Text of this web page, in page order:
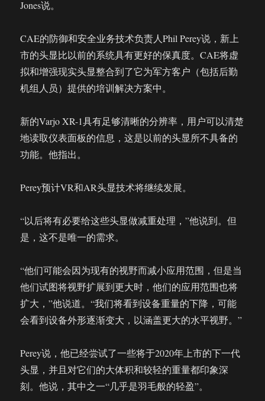
Jones说。
CAE的防御和安全业务技术负责人Phil Perey说，新上
市的头显比以前的系统具有更好的保真度。CAE将虚
拟和增强现实头显整合到了它为军方客户（包括后勤
机组人员）提供的培训解决方案中。
新的Varjo XR-1具有足够清晰的分辨率，用户可以清楚
地读取仪表面板的信息，这是以前的头显所不具备的
功能。他指出。
Perey预计VR和AR头显技术将继续发展。
“以后将有必要给这些头显做减重处理，”他说到。但
是，这不是唯一的需求。
“他们可能会因为现有的视野而减小应用范围，但是当
他们试图将视野扩展到更大时，他们的应用范围也将
扩大，”他说道。“我们将看到设备重量的下降，可能
会看到设备外形逐渐变大，以涵盖更大的水平视野。”
Perey说，他已经尝试了一些将于2020年上市的下一代
头显，并且对它们的大体积和较轻的重量都印象深
刻。他说，其中之一“几乎是羽毛般的轻盈”。